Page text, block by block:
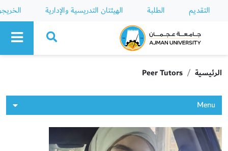
التقديم الطلبة الهيئتان التدريسية والإدارية
Ajman University
الرئيسية Peer Tutors
Menu